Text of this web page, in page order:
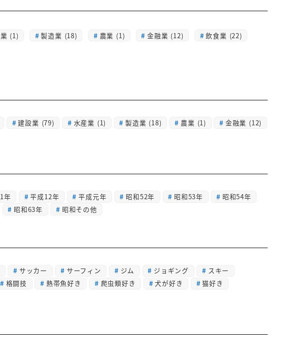
(1) 製造業 (18) 農業 (1) 金融業 (12)
飲食業 (22)
建設業 (79) 水産業 (1) 製造業 (18) 農業 (1) 金融業 (12)
年 平成12年 平成元年 昭和52年 昭和53年
昭和54年
昭和63年 昭和その他
サッカー サーフィン ジム ジョギング
スキー
格闘技 熱帯魚好き 爬虫類好き 犬が好き
猫好き